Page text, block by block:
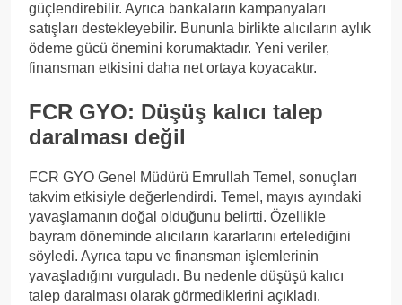
güçlendirebilir. Ayrıca bankaların kampanyaları
satışları destekleyebilir. Bununla birlikte alıcıların aylık
ödeme gücü önemini korumaktadır. Yeni veriler,
finansman etkisini daha net ortaya koyacaktır.
FCR GYO: Düşüş kalıcı talep
daralması değil
FCR GYO Genel Müdürü Emrullah Temel, sonuçları
takvim etkisiyle değerlendirdi. Temel, mayıs ayındaki
yavaşlamanın doğal olduğunu belirtti. Özellikle
bayram döneminde alıcıların kararlarını ertelediğini
söyledi. Ayrıca tapu ve finansman işlemlerinin
yavaşladığını vurguladı. Bu nedenle düşüşü kalıcı
talep daralması olarak görmediklerini açıkladı.